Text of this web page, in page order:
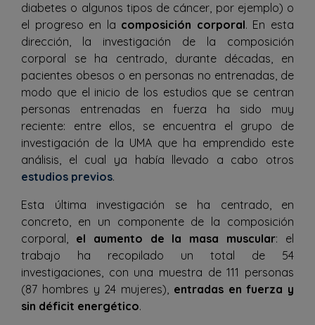
diabetes o algunos tipos de cáncer, por ejemplo) o
el progreso en la composición corporal. En esta
dirección, la investigación de la composición
corporal se ha centrado, durante décadas, en
pacientes obesos o en personas no entrenadas, de
modo que el inicio de los estudios que se centran
personas entrenadas en fuerza ha sido muy
reciente: entre ellos, se encuentra el grupo de
investigación de la UMA que ha emprendido este
análisis, el cual ya había llevado a cabo otros
estudios previos.
Esta última investigación se ha centrado, en
concreto, en un componente de la composición
corporal, el aumento de la masa muscular: el
trabajo ha recopilado un total de 54
investigaciones, con una muestra de 111 personas
(87 hombres y 24 mujeres), entradas en fuerza y
sin déficit energético.